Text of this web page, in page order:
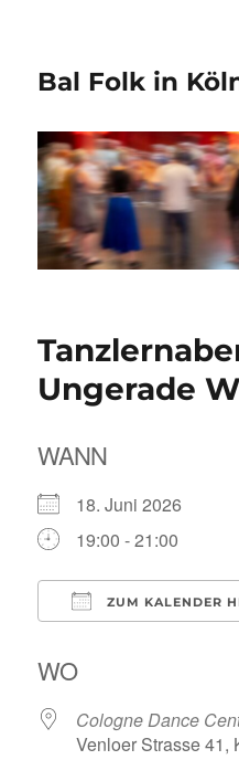
Bal Folk in
Ungerade
WANN
18. Juni 2026
19:00 - 21:00
ZUM KALENDER
WO
Cologne Dance
Venloer Strasse 41,